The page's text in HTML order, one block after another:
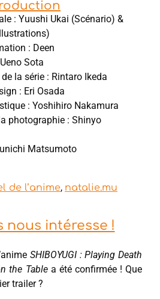
: Yuushi Ukai (Scénario) &
: Deen
Sota
la série : Rintaro Ikeda
: Eri Osada
: Yoshihiro Nakamura
photographie : Shinyo
Matsumoto
de l’anime, natalie.mu
nous intéresse !
SHIBOYUGI : Playing Death
the Tablea été confirmée ! Que
trailer ?